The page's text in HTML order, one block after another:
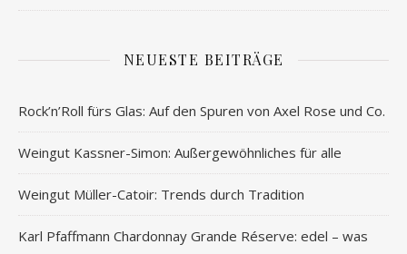
NEUESTE BEITRÄGE
Rock’n’Roll fürs Glas: Auf den Spuren von Axel Rose und Co.
Weingut Kassner-Simon: Außergewöhnliches für alle
Weingut Müller-Catoir: Trends durch Tradition
Karl Pfaffmann Chardonnay Grande Réserve: edel – was